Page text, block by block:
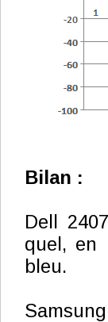
Bilan :
Dell
quel, en
bleu.